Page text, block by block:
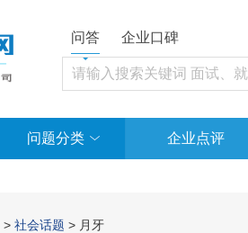
问答 企业口碑
问题分类 企业点评
> 社会话题 > 月牙